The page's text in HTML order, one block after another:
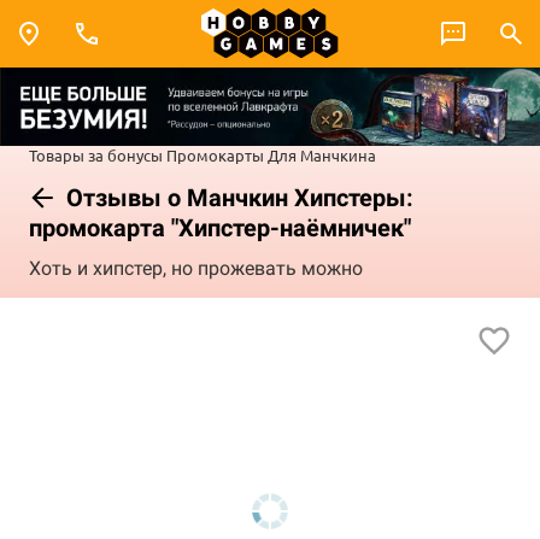
Товары за бонусы Промокарты Для Манчкина
Отзывы о Манчкин Хипстеры:
промокарта "Хипстер-наёмничек"
Хоть и хипстер, но прожевать можно